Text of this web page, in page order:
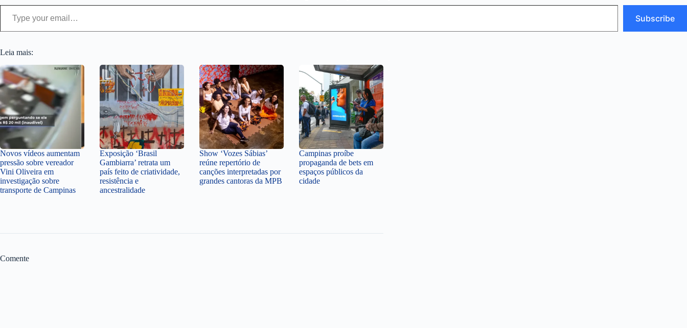
Type your email…
Subscribe
Leia mais:
Novos vídeos aumentam
pressão sobre vereador
Vini Oliveira em
investigação sobre
transporte de Campinas
Exposição ‘Brasil
Gambiarra’ retrata um
país feito de criatividade,
resistência e
ancestralidade
Show ‘Vozes Sábias’
reúne repertório de
canções interpretadas por
grandes cantoras da MPB
Campinas proíbe
propaganda de bets em
espaços públicos da
cidade
Comente